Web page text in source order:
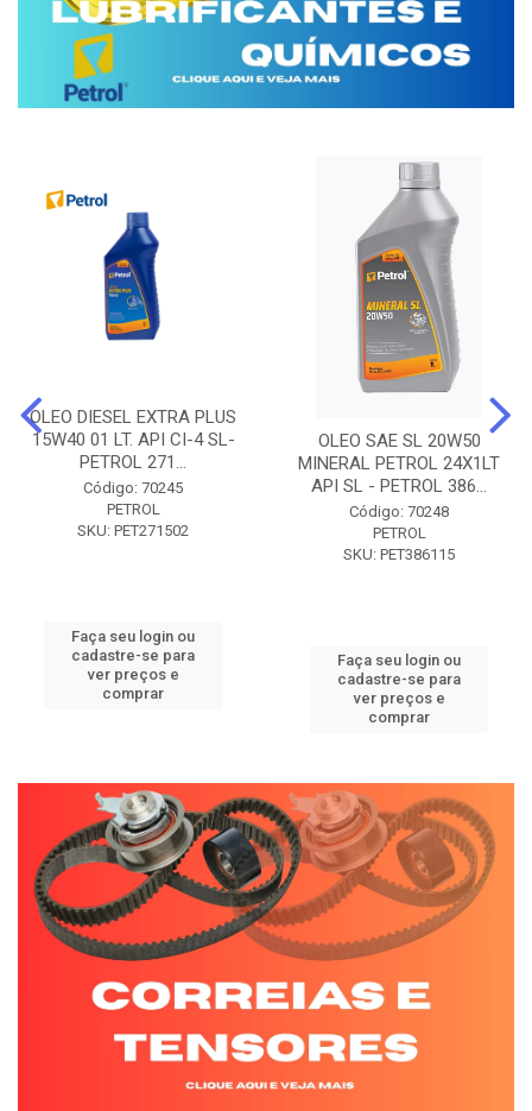
OLEO DIESEL EXTRA PLUS
15W40 01 LT. API CI-4 SL-
PETROL 271...
Código: 70245
PETROL
SKU: PET271502
Faça seu login ou
cadastre-se para
ver preços e
comprar
OLEO SAE SL 20W50
MINERAL PETROL 24X1LT
API SL - PETROL 386...
Código: 70248
PETROL
SKU: PET386115
Faça seu login ou
cadastre-se para
ver preços e
comprar